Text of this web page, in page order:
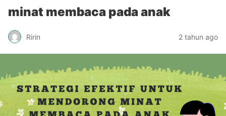
minat membaca pada anak
Ririn 2 tahun ago